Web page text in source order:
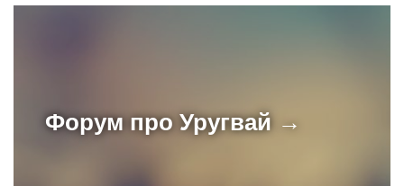
Форум про Уругвай →